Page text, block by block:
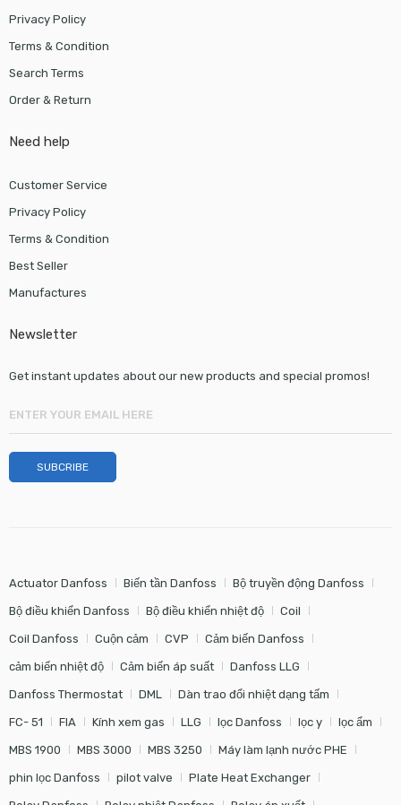
Privacy Policy
Terms & Condition
Search Terms
Order & Return
Need help
Customer Service
Privacy Policy
Terms & Condition
Best Seller
Manufactures
Newsletter
Get instant updates about our new products and special promos!
Actuator Danfoss Biến tần Danfoss Bộ truyền động Danfoss
Bộ điều khiển Danfoss Bộ điều khiển nhiệt độ Coil
Coil Danfoss Cuộn cảm CVP Cảm biến Danfoss
cảm biến nhiệt độ Cảm biến áp suất Danfoss LLG
Danfoss Thermostat DML Dàn trao đổi nhiệt dạng tấm
FC- 51 FIA Kính xem gas LLG lọc Danfoss lọc y lọc ẩm
MBS 1900 MBS 3000 MBS 3250 Máy làm lạnh nước PHE
phin lọc Danfoss pilot valve Plate Heat Exchanger